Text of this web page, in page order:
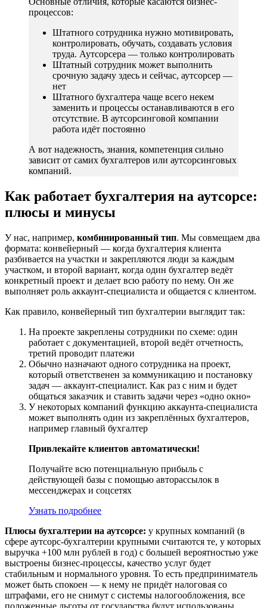
процессов:
Штатного сотрудника нужно мотивировать,
контролировать, обучать, создавать условия
труда. Аутсорсера — только контролировать
Штатный сотрудник может выполнить
срочную задачу здесь и сейчас, аутсорсер —
нет
Штатного бухгалтера чаще всего некем
заменить и процессы останавливаются в его
отсутствие. В аутсорсинговой компании
работа идёт постоянно
А вот надежность, знания, компетенция сильно
зависит от самих бухгалтеров или аутсорсинговых
компаний.
Как работает бухгалтерия на аутсорсе:
плюсы и минусы
У нас, например, комбинированный тип. Мы совмещаем два
формата: конвейерный — когда бухгалтерия клиента
разбивается на участки и закрепляются люди за каждым
участком, и второй вариант, когда один бухгалтер ведёт
конкретный проект и делает всю работу по нему. Он же
выполняет роль аккаунт-специалиста и общается с клиентом.
Как правило, конвейерный тип бухгалтерии выглядит так:
На проекте закреплены сотрудники по схеме: один
работает с документацией, второй ведёт отчетность,
третий проводит платежи
Обычно назначают одного сотрудника на проект,
который ответственен за коммуникацию и постановку
задач — аккаунт-специалист. Как раз с ним и будет
общаться заказчик и ставить задачи через «одно окно»
У некоторых компаний функцию аккаунта-специалиста
может выполнять один из закреплённых бухгалтеров,
например главный бухгалтер
Привлекайте клиентов автоматически!
Получайте всю потенциальную прибыль с
действующей базы с помощью авторассылок в
мессенджерах и соцсетях
Узнать подробнее
Плюсы бухгалтерии на аутсорсе: у крупных компаний (в
сфере аутсорс-бухгалтерии крупными считаются те, у которых
выручка +100 млн рублей в год) с большей вероятностью уже
выстроены бизнес-процессы, качество услуг будет
стабильным и нормального уровня. То есть предприниматель
может быть спокоен — к нему не придёт налоговая со
штрафами, его не снимут с системы налогообложения, все
положенные льготы от государства будут использованы.